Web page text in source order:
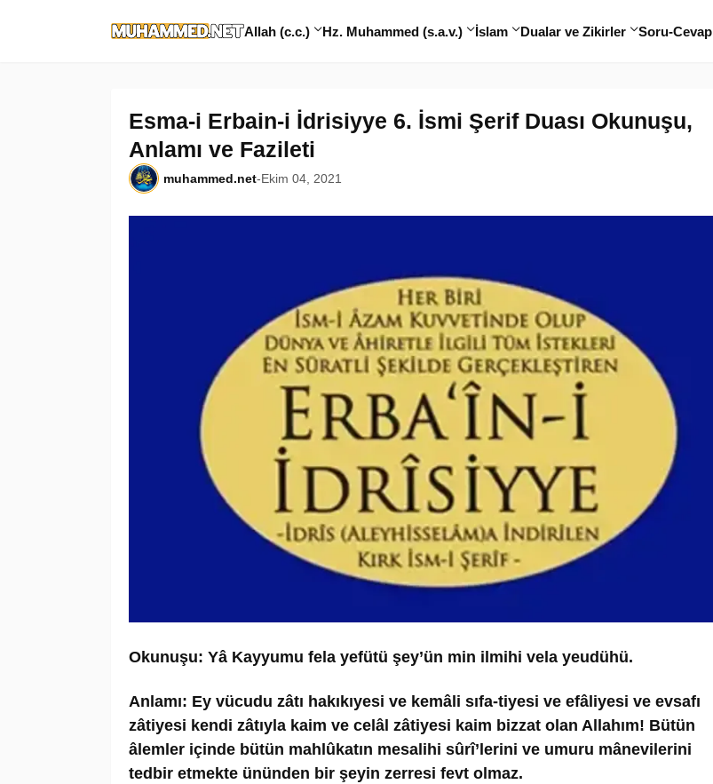
Allah (c.c.) Hz. Muhammed (s.a.v.) İslam Dualar ve Zikirler Soru-Cevap
Esma-i Erbain-i İdrisiyye 6. İsmi Şerif Duası Okunuşu,
Anlamı ve Fazileti
muhammed.net-Ekim 04, 2021
Okunuşu: Yâ Kayyumu fela yefütü şey’ün min ilmihi vela yeudühü.
Anlamı: Ey vücudu zâtı hakıkıyesi ve kemâli sıfa-tiyesi ve efâliyesi ve evsafı
zâtiyesi kendi zâtıyla kaim ve celâl zâtiyesi kaim bizzat olan Allahım! Bütün
âlemler içinde bütün mahlûkatın mesalihi sûrî’lerini ve umuru mânevilerini
tedbir etmekte ününden bir şeyin zerresi fevt olmaz.